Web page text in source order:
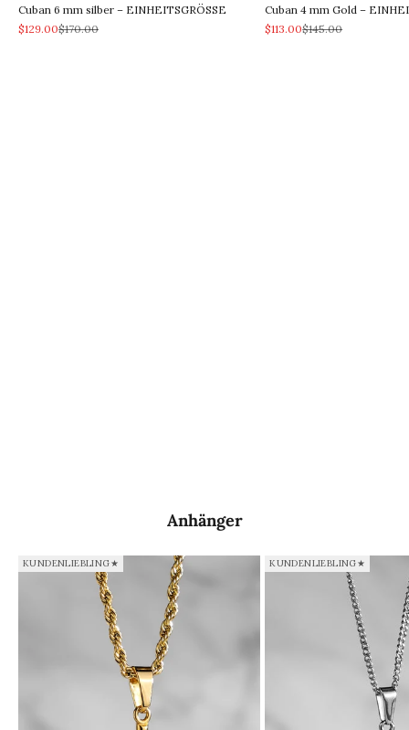
Cuban 6 mm silber – EINHEITSGRÖSSE
REA-pris
$129.00Pris
$170.00
Cuban 4 mm Gold –
REA-pris
$113.00Pris
$145.00
Anhänger
KUNDENLIEBLING★ KUNDENLIEBLING★